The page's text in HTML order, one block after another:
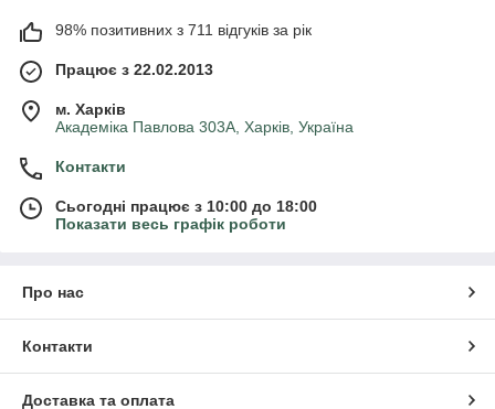
98% позитивних з 711 відгуків за рік
Працює з 22.02.2013
м. Харків
Академіка Павлова 303А, Харків, Україна
Контакти
Сьогодні працює з 10:00 до 18:00
Показати весь графік роботи
Про нас
Контакти
Доставка та оплата